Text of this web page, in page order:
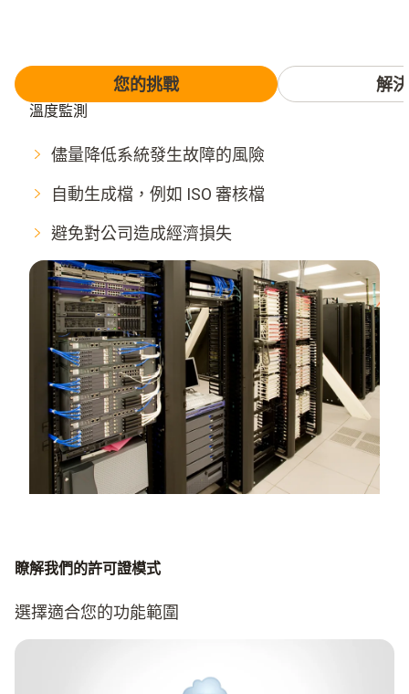
您的挑戰 解
溫度監測
儘量降低系統發生故障的風險
自動生成檔，例如 ISO 審核檔
避免對公司造成經濟損失
瞭解我們的許可證模式
選擇適合您的功能範圍